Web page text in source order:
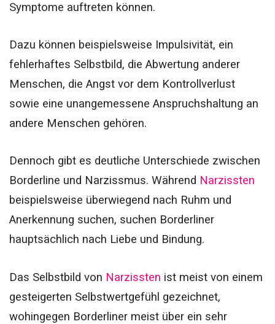
Symptome auftreten können.
Dazu können beispielsweise Impulsivität, ein
fehlerhaftes Selbstbild, die Abwertung anderer
Menschen, die Angst vor dem Kontrollverlust
sowie eine unangemessene Anspruchshaltung an
andere Menschen gehören.
Dennoch gibt es deutliche Unterschiede zwischen
Borderline und Narzissmus. Während Narzissten
beispielsweise überwiegend nach Ruhm und
Anerkennung suchen, suchen Borderliner
hauptsächlich nach Liebe und Bindung.
Das Selbstbild von Narzissten ist meist von einem
gesteigerten Selbstwertgefühl gezeichnet,
wohingegen Borderliner meist über ein sehr